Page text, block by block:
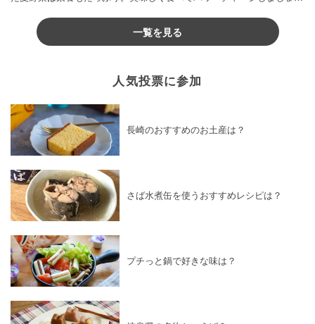
一覧を見る
人気投票に参加
長崎のおすすめのお土産は？
さば水煮缶を使うおすすめレシピは？
プチっと鍋で好きな味は？